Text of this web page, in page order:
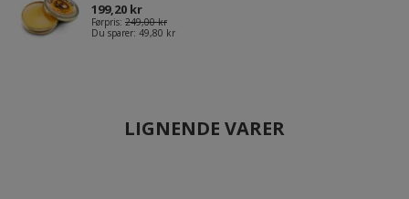
199,20 kr
Førpris: 249,00 kr
Du sparer: 49,80 kr
LIGNENDE VARER